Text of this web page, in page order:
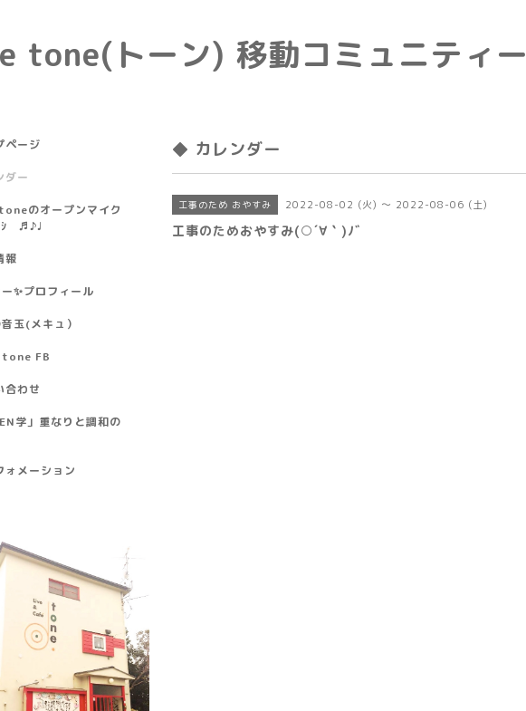
tone(トーン) 移動コミュニティー
◆ カレンダー
工事のため おやすみ 2022-08-02 (火) ～ 2022-08-06 (土)
工事のためおやすみ(○´∀｀)ﾉﾞ
ージ
ー
のオープンマイク
ｼ ♬♪♩
報
✨プロフィール
玉(メキュ）
FB
わせ
学」重なりと調和の
メーション